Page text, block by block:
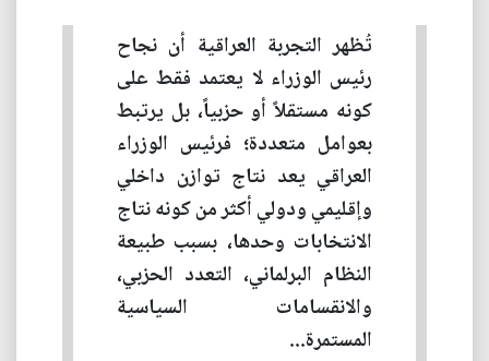
تُظهر التجربة العراقية أن نجاح
رئيس الوزراء لا يعتمد فقط على
كونه مستقلاً أو حزبياً، بل يرتبط
بعوامل متعددة؛ فرئيس الوزراء
العراقي يعد نتاج توازن داخلي
وإقليمي ودولي أكثر من كونه نتاج
الانتخابات وحدها، بسبب طبيعة
النظام البرلماني، التعدد الحزبي،
والانقسامات السياسية
المستمرة...